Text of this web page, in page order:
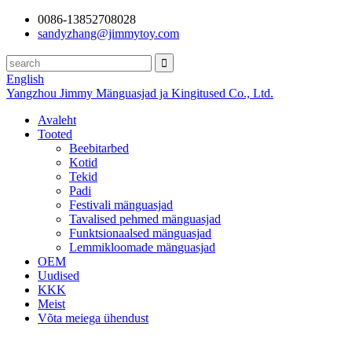
0086-13852708028
sandyzhang@jimmytoy.com
English
Yangzhou Jimmy Mänguasjad ja Kingitused Co., Ltd.
Avaleht
Tooted
Beebitarbed
Kotid
Tekid
Padi
Festivali mänguasjad
Tavalised pehmed mänguasjad
Funktsionaalsed mänguasjad
Lemmikloomade mänguasjad
OEM
Uudised
KKK
Meist
Võta meiega ühendust